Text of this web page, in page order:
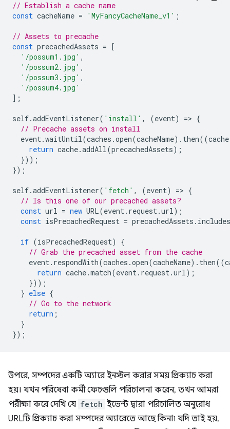
// Establish a cache name
const cacheName = 'MyFancyCacheName_v1' ;
// Assets to precache
const precachedAssets =
[
'/possum1.jpg' ,
'/possum2.jpg' ,
'/possum3.jpg' ,
'/possum4.jpg'
];
self.addEventListener( 'install' , (event) => {
// Precache assets on install
event.waitUntil(caches .open(cacheName). then((cache
return cache.addAll(precachedAssets);
}));
});
self.addEventListener( 'fetch' , (event) => {
// Is this one of our precached assets?
const url = new URL(event. request.url);
const isPrecachedRequest = precachedAssets . includes
if (isPrecachedRequest)
{
// Grab the precached asset from the cache
event. respondWith(caches .open(cacheName). then((
return cache.match(event. request.url);
}));
} else {
// Go to the network
return ;
}
});
উপরে, সম্পদের একটি অ্যারে ইনস্টল করার সময় প্রিক্যাচ করা
হয়। যখন পরিষেবা কর্মী ফেচগুলি পরিচালনা করেন, তখন আমরা
পরীক্ষা করে দেখি যে fetch ইভেন্ট দ্বারা পরিচালিত অনুরোধ
URLটি প্রিক্যাচ করা সম্পদের অ্যারেতে আছে কিনা৷ যদি তাই হয়,